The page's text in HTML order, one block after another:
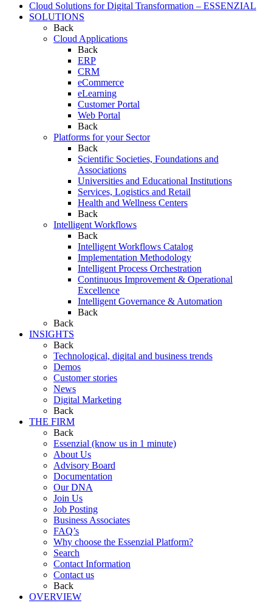
Cloud Solutions for Digital Transformation – ESSENZIAL
SOLUTIONS
Back
Cloud Applications
Back
ERP
CRM
eCommerce
eLearning
Customer Portal
Web Portal
Back
Platforms for your Sector
Back
Scientific Societies, Foundations and
Associations
Universities and Educational Institutions
Services, Logistics and Retail
Health and Wellness Centers
Back
Intelligent Workflows
Back
Intelligent Workflows Catalog
Implementation Methodology
Intelligent Process Orchestration
Continuous Improvement & Operational
Excellence
Intelligent Governance & Automation
Back
Back
INSIGHTS
Back
Technological, digital and business trends
Demos
Customer stories
News
Digital Marketing
Back
THE FIRM
Back
Essenzial (know us in 1 minute)
About Us
Advisory Board
Documentation
Our DNA
Join Us
Job Posting
Business Associates
FAQ’s
Why choose the Essenzial Platform?
Search
Contact Information
Contact us
Back
OVERVIEW